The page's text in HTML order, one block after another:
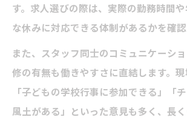
す。求人選びの際は、実際の勤務時間
な休みに対応できる体制があるかを確認
また、スタッフ同士のコミュニケーシ
修の有無も働きやすさに直結します。
「子どもの学校行事に参加できる」「
風土がある」といった意見も多く、長